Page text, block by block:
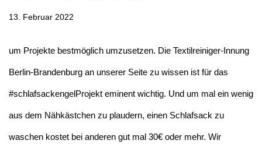
13. Februar 2022
um Projekte bestmöglich umzusetzen. Die Textilreiniger-Innung
Berlin-Brandenburg an unserer Seite zu wissen ist für das
#schlafsackengelProjekt eminent wichtig. Und um mal ein wenig
aus dem Nähkästchen zu plaudern, einen Schlafsack zu
waschen kostet bei anderen gut mal 30€ oder mehr. Wir